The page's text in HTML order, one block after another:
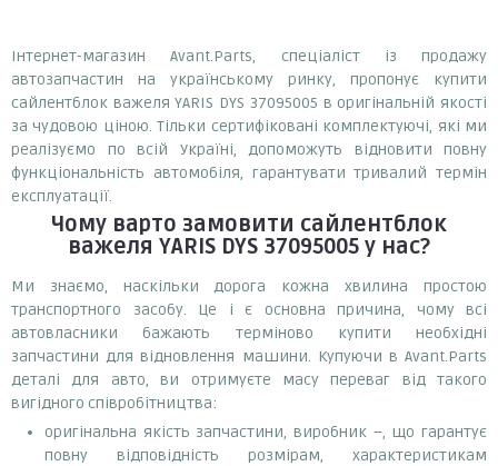
Інтернет-магазин Avant.Parts, спеціаліст із продажу
автозапчастин на українському ринку, пропонує купити
сайлентблок важеля YARIS DYS 37095005 в оригінальній якості
за чудовою ціною. Тільки сертифіковані комплектуючі, які ми
реалізуємо по всій Україні, допоможуть відновити повну
функціональність автомобіля, гарантувати тривалий термін
експлуатації.
Чому варто замовити сайлентблок
важеля YARIS DYS 37095005 у нас?
Ми знаємо, наскільки дорога кожна хвилина простою
транспортного засобу. Це і є основна причина, чому всі
автовласники бажають терміново купити необхідні
запчастини для відновлення машини. Купуючи в Avant.Parts
деталі для авто, ви отримуєте масу переваг від такого
вигідного співробітництва:
оригінальна якість запчастини, виробник –, що гарантує
повну відповідність розмірам, характеристикам